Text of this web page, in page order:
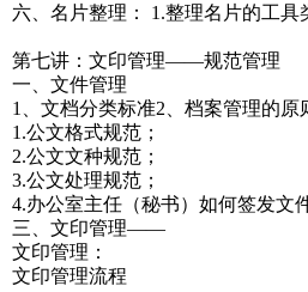
六、名片整理： 1.整理名片的工具
第七讲：文印管理——规范管理
一、文件管理
1、文档分类标准2、档案管理的
1.公文格式规范；
2.公文文种规范；
3.公文处理规范；
4.办公室主任（秘书）如何签发文件
三、文印管理——
文印管理：
文印管理流程